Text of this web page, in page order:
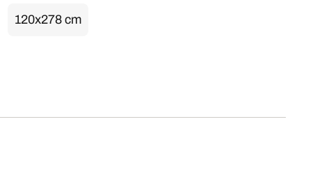
120x278 cm